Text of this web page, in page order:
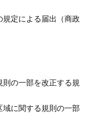
定による届出（商政
の一部を改正する規
に関する規則の一部